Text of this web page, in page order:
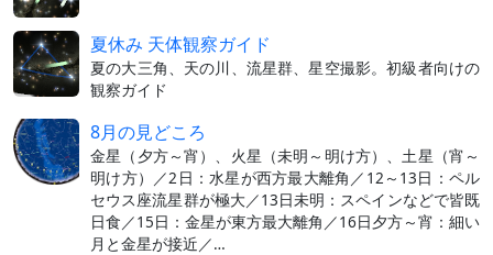
夏休み 天体観察ガイド
夏の大三角、天の川、流星群、星空撮影。初級者向けの
観察ガイド
8月の見どころ
金星（夕方～宵）、火星（未明～明け方）、土星（宵～
明け方）／2日：水星が西方最大離角／12～13日：ペル
セウス座流星群が極大／13日未明：スペインなどで皆既
日食／15日：金星が東方最大離角／16日夕方～宵：細い
月と金星が接近／…